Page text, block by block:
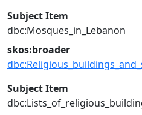
Subject Item
dbc:Mosques_in_Lebanon
skos:broader
Subject Item